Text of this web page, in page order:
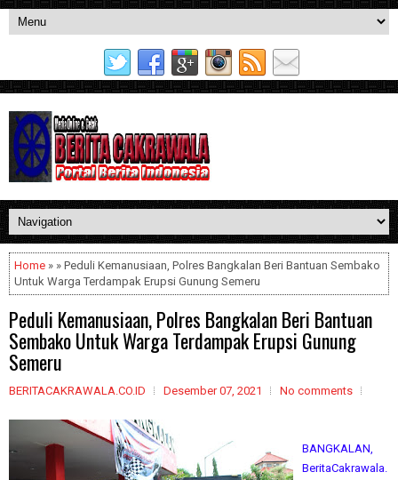
Home » » Peduli Kemanusiaan, Polres Bangkalan Beri Bantuan Sembako
Untuk Warga Terdampak Erupsi Gunung Semeru
Peduli Kemanusiaan, Polres Bangkalan Beri Bantuan
Sembako Untuk Warga Terdampak Erupsi Gunung
Semeru
BERITACAKRAWALA.CO.ID Desember 07, 2021 No comments
BANGKALAN,
BeritaCakrawala.